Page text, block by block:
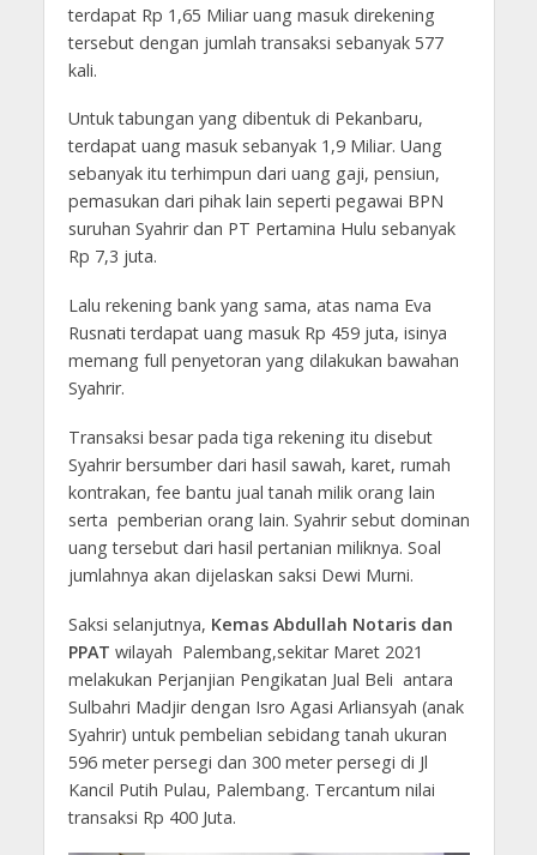
terdapat Rp 1,65 Miliar uang masuk direkening
tersebut dengan jumlah transaksi sebanyak 577
kali.
Untuk tabungan yang dibentuk di Pekanbaru,
terdapat uang masuk sebanyak 1,9 Miliar. Uang
sebanyak itu terhimpun dari uang gaji, pensiun,
pemasukan dari pihak lain seperti pegawai BPN
suruhan Syahrir dan PT Pertamina Hulu sebanyak
Rp 7,3 juta.
Lalu rekening bank yang sama, atas nama Eva
Rusnati terdapat uang masuk Rp 459 juta, isinya
memang full penyetoran yang dilakukan bawahan
Syahrir.
Transaksi besar pada tiga rekening itu disebut
Syahrir bersumber dari hasil sawah, karet, rumah
kontrakan, fee bantu jual tanah milik orang lain
serta pemberian orang lain. Syahrir sebut dominan
uang tersebut dari hasil pertanian miliknya. Soal
jumlahnya akan dijelaskan saksi Dewi Murni.
Saksi selanjutnya, Kemas Abdullah Notaris dan
PPAT wilayah Palembang,sekitar Maret 2021
melakukan Perjanjian Pengikatan Jual Beli antara
Sulbahri Madjir dengan Isro Agasi Arliansyah (anak
Syahrir) untuk pembelian sebidang tanah ukuran
596 meter persegi dan 300 meter persegi di Jl
Kancil Putih Pulau, Palembang. Tercantum nilai
transaksi Rp 400 Juta.